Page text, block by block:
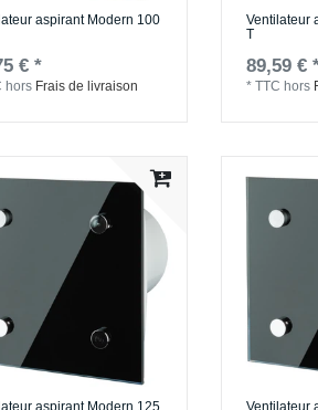
aspirant Modern 100
€ *
hors Frais de livraison
Ventilateur
T
89,59 €
*TTC hors
aspirant Modern 125
Ventilateur